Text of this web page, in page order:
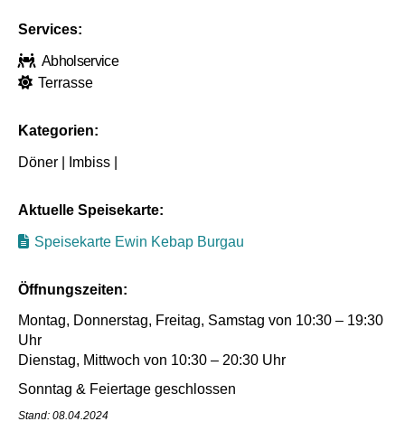
Services:
Abholservice
Terrasse
Kategorien:
Döner | Imbiss |
Aktuelle Speisekarte:
Speisekarte Ewin Kebap Burgau
Öffnungszeiten:
Montag, Donnerstag, Freitag, Samstag von 10:30 – 19:30
Uhr
Dienstag, Mittwoch von 10:30 – 20:30 Uhr
Sonntag & Feiertage geschlossen
Stand: 08.04.2024